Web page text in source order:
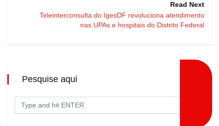
Read Next
Teleinterconsulta do IgesDF revoluciona atendimento
nas UPAs e hospitais do Distrito Federal
Pesquise aqui